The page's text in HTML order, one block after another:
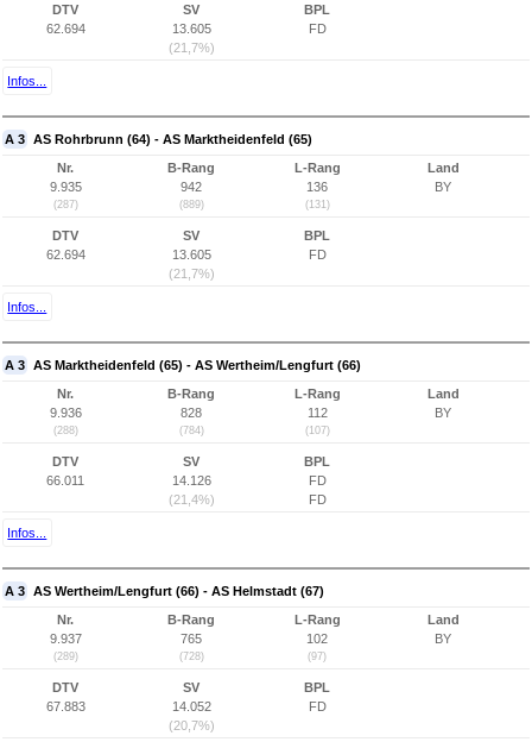
DTV
62.694
SV
13.605
(21,7%)
BPL
FD
Infos...
A 3 AS Rohrbrunn (64) - AS Marktheidenfeld (65)
Nr.
9.935
(287)
B-Rang
942
(889)
L-Rang
136
(131)
Land
BY
DTV
62.694
SV
13.605
(21,7%)
BPL
FD
Infos...
A 3 AS Marktheidenfeld (65) - AS Wertheim/Lengfurt (66)
Nr.
9.936
(288)
B-Rang
828
(784)
L-Rang
112
(107)
Land
BY
DTV
66.011
SV
14.126
(21,4%)
BPL
FD
FD
Infos...
A 3 AS Wertheim/Lengfurt (66) - AS Helmstadt (67)
Nr.
9.937
(289)
B-Rang
765
(728)
L-Rang
102
(97)
Land
BY
DTV
67.883
SV
14.052
(20,7%)
BPL
FD